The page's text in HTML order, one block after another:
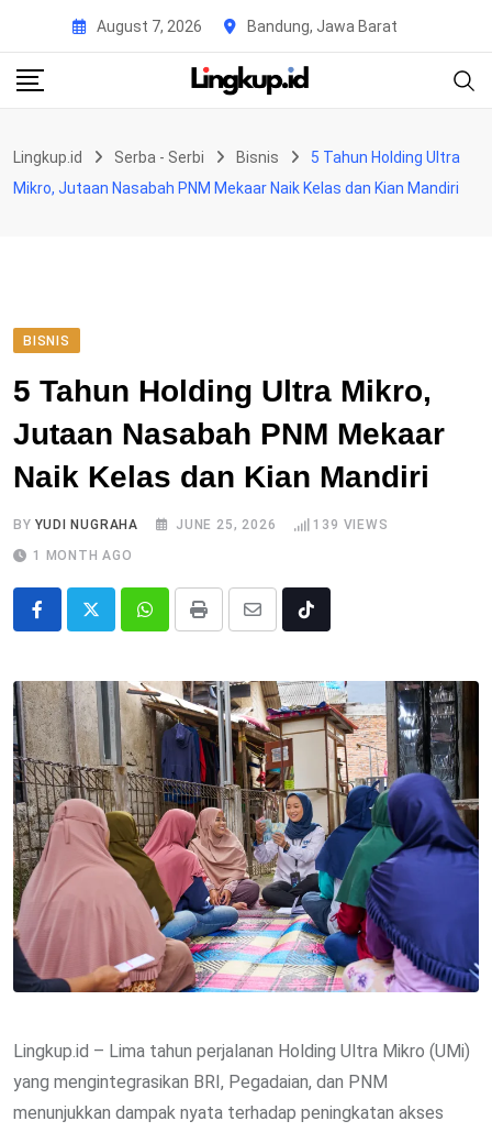
content
August 7, 2026 Bandung, Jawa Barat
Lingkup.id Serba - Serbi Bisnis
5 Tahun Holding Ultra
Mikro, Jutaan Nasabah PNM Mekaar Naik Kelas dan Kian Mandiri
BISNIS
5 Tahun Holding Ultra Mikro,
Jutaan Nasabah PNM Mekaar
Naik Kelas dan Kian Mandiri
BYYUDI NUGRAHA JUNE 25, 2026 139 VIEWS
1 MONTH AGO
Whatsapp
Print
Share
Email
Tiktok
Lingkup.id – Lima tahun perjalanan Holding Ultra Mikro (UMi)
yang mengintegrasikan BRI, Pegadaian, dan PNM
menunjukkan dampak nyata terhadap peningkatan akses